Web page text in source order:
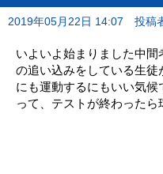
2019年05月22日 14:07 投稿
いよいよ始まりました中
の追い込みをしている生
にも運動するにもいい気
って、テストが終わったら